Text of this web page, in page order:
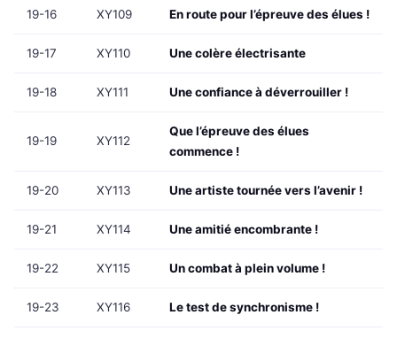
19-16 XY109 En route pour l’épreuve des élues !
19-17 XY110 Une colère électrisante
19-18 XY111 Une confiance à déverrouiller !
19-19 XY112
Que l’épreuve des élues
commence !
19-20 XY113 Une artiste tournée vers l’avenir !
19-21 XY114 Une amitié encombrante !
19-22 XY115 Un combat à plein volume !
19-23 XY116 Le test de synchronisme !